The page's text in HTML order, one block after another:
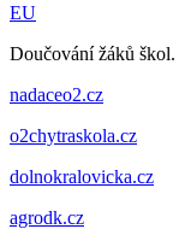
EU
Doučování žáků
nadaceo2.cz
o2chytraskola.cz
dolnokralovicka.cz
agrodk.cz